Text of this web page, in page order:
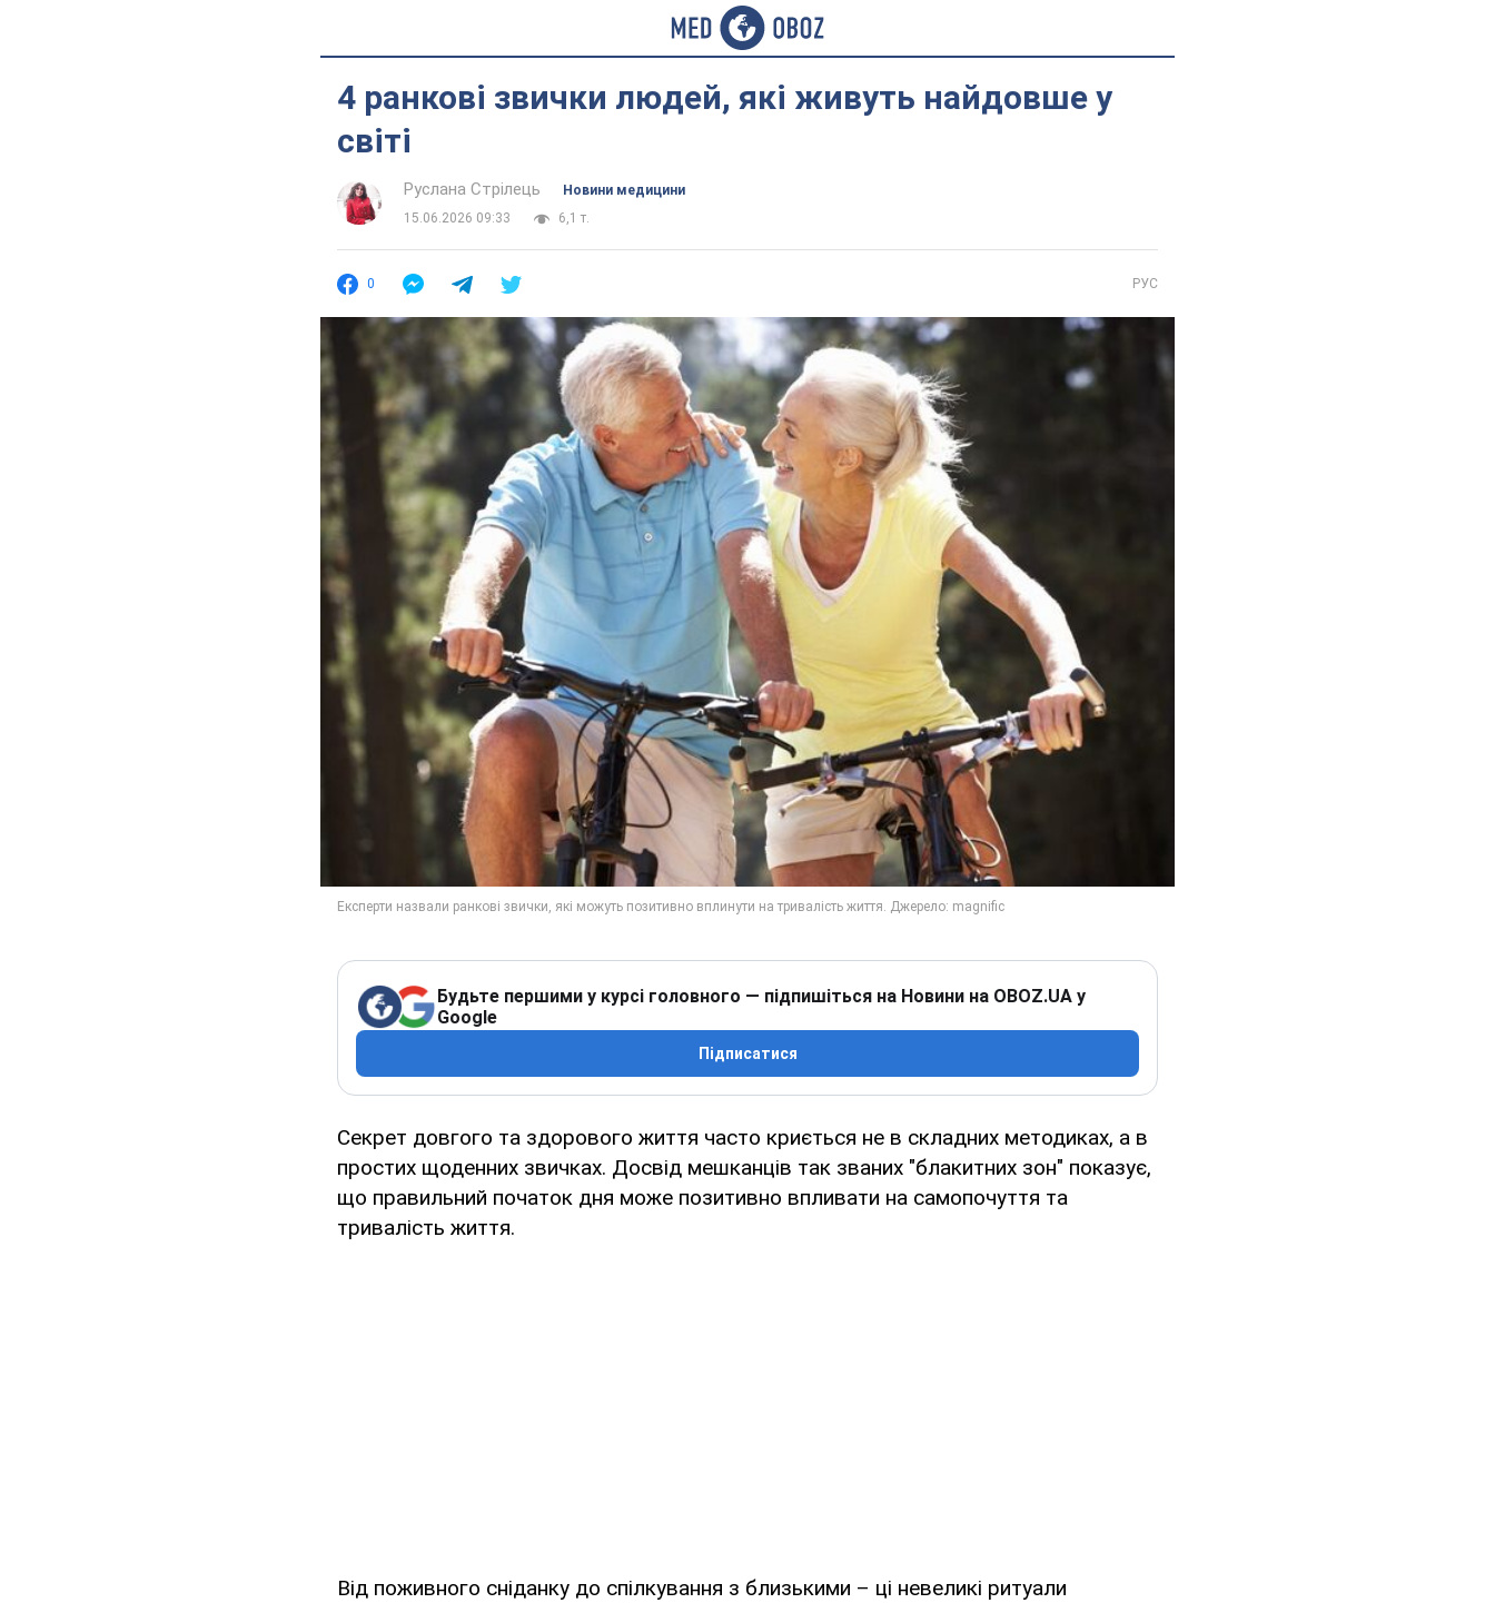
4 ранкові звички людей, які живуть найдовше у
світі
Руслана Стрілець
Новини медицини
15.06.2026 09:33
6,1 т.
0 РУС
Будьте першими у курсі головного — підпишіться на Новини на OBOZ.UA у
Google
Підписатися
Секрет довгого та здорового життя часто криється не в складних методиках, а в
простих щоденних звичках. Досвід мешканців так званих "блакитних зон" показує,
що правильний початок дня може позитивно впливати на самопочуття та
тривалість життя.
Від поживного сніданку до спілкування з близькими – ці невеликі ритуали